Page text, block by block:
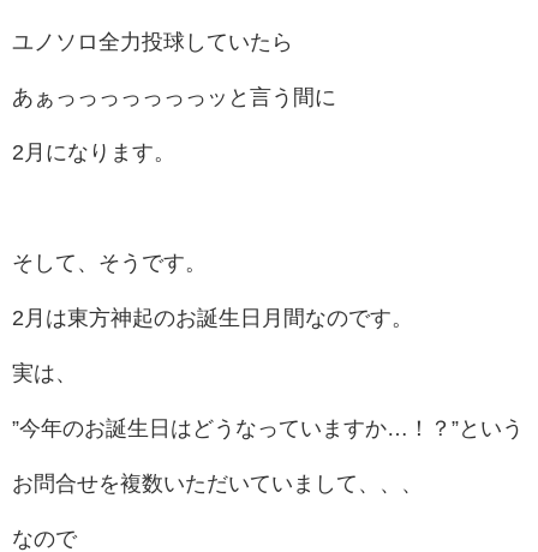
ユノソロ全力投球していたら
あぁっっっっっっっッと言う間に
2月になります。
そして、そうです。
2月は東方神起のお誕生日月間なのです。
実は、
”今年のお誕生日はどうなっていますか…！？”という
お問合せを複数いただいていまして、、、
なので